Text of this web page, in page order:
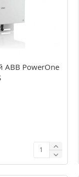
ABB PowerOne